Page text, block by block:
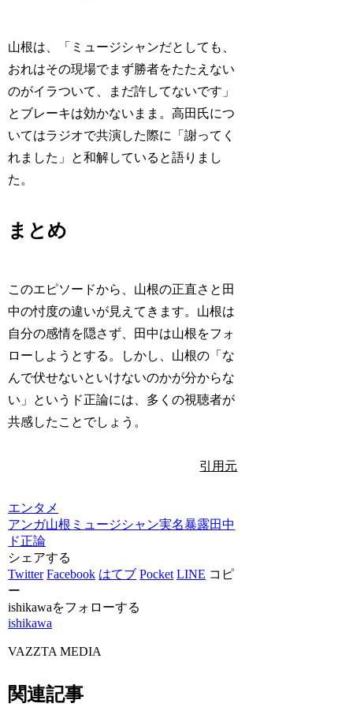
山根は、「ミュージシャンだとしても、
おれはその現場でまず勝者をたたえない
のがイラついて、まだ許してないです」
とブレーキは効かないまま。高田氏につ
いてはラジオで共演した際に「謝ってく
れました」と和解していると語りまし
た。
まとめ
このエピソードから、山根の正直さと田
中の忖度の違いが見えてきます。山根は
自分の感情を隠さず、田中は山根をフォ
ローしようとする。しかし、山根の「な
んで伏せないといけないのかが分からな
い」というド正論には、多くの視聴者が
共感したことでしょう。
引用元
エンタメ
アンガ山根 ミュージシャン実名暴露田中
ド正論
シェアする
Twitter Facebook はてブ Pocket LINE コピ
ー
ishikawaをフォローする
ishikawa
VAZZTA MEDIA
関連記事